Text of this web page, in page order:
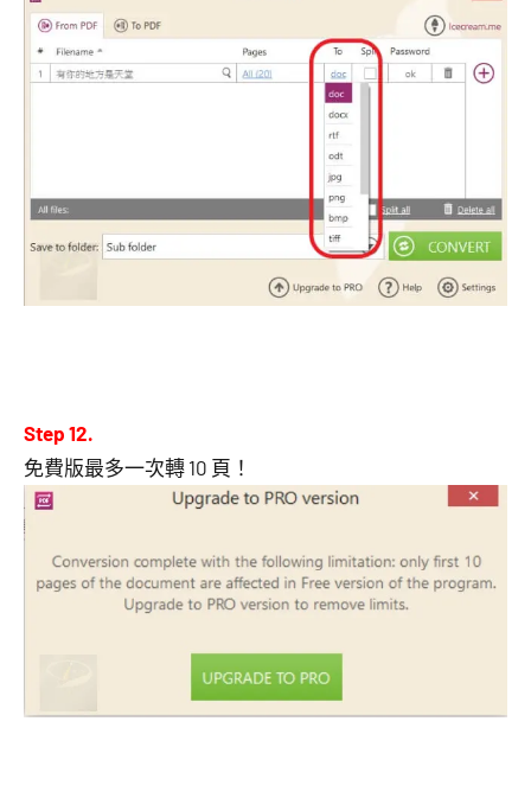
Step 12.
免費版最多一次轉 10 頁！